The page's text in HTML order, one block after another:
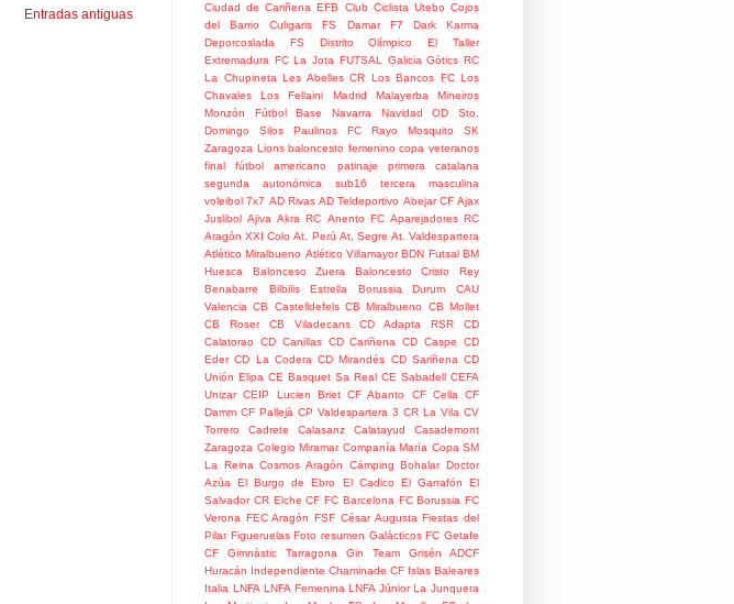
Entradas antiguas
Ciudad de Cariñena EFB
Club Ciclista Utebo Cojos
del Barrio
Culigaris FS Damar F7
Dark Karma
Deporcoslada FS
Distrito Olímpico
El Taller
Extremadura FC La Jota FUTSAL Galicia Gòtics RC
La Chupineta Les Abelles CR Los Bancos FC Los
Chavales
Los Fellaini Madrid Malayerba
Mineiros
Monzón Fútbol Base
Navarra Navidad
OD Sto.
Domingo Silos
Paulinos FC Rayo Mosquito
SK
Zaragoza Lions baloncesto femenino copa veteranos
final
fútbol americano patinaje
primera catalana
segunda autonómica
sub16
tercera masculina
voleibol 7x7 AD Rivas AD Teldeportivo Abejar CF Ajax
Juslibol Ajiva Akra RC Anento FC Aparejadores RC
Aragón XXI Colo At. Perú At. Segre At. Valdespartera
Atlético Miralbueno Atlético Villamayor BDN Futsal BM
Huesca
Balonceso Zuera
Baloncesto Cristo Rey
Benabarre
Bilbilis Estrella Borussia Durum
CAU
Valencia CB Castelldefels CB Miralbueno
CB Mollet
CB Roser
CB Viladecans CD Adapta RSR
CD
Calatorao
CD Canillas CD Cariñena CD Caspe
CD
Eder CD La Codera CD Mirandés CD Sariñena CD
Unión Elipa CE Basquet Sa Real CE Sabadell CEFA
Unizar CEIP Lucien Briet CF Abanto CF Cella
CF
Damm CF Pallejà CP Valdespartera 3 CR La Vila CV
Torrero
Cadrete Calasanz Calatayud
Casademont
Zaragoza Colegio Miramar Companía María Copa SM
La Reina Cosmos Aragón Cámping Bohalar Doctor
Azúa
El Burgo de Ebro El Cadico El Garrafón
El
Salvador CR Elche CF FC Barcelona FC Borussia FC
Verona FEC Aragón FSF César Augusta Fiestas del
Pilar Figueruelas Foto resumen Galácticos FC Getafe
CF
Gimnàstic Tarragona Gin Team
Grisén ADCF
Huracán Independiente Chaminade CF Islas Baleares
Italia LNFA LNFA Femenina LNFA Júnior La Junquera